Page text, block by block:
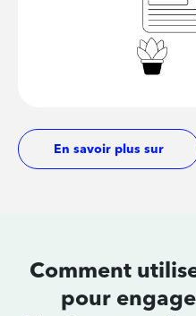
En savoir plus sur
Comment
pour